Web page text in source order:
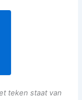
teken staat van